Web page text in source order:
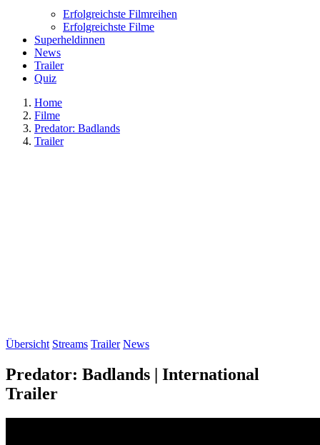
Erfolgreichste Filmreihen
Erfolgreichste Filme
Superheldinnen
News
Trailer
Quiz
Home
Filme
Predator: Badlands
Trailer
Übersicht Streams Trailer News
Predator: Badlands | International
Trailer